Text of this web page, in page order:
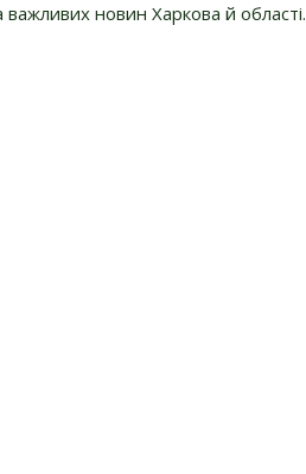
новин Харкова й області.